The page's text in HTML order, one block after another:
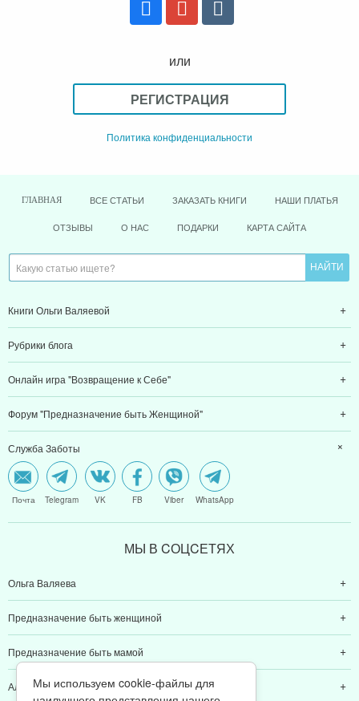
или
РЕГИСТРАЦИЯ
Политика конфиденциальности
ГЛАВНАЯ ВСЕ СТАТЬИ ЗАКАЗАТЬ КНИГИ НАШИ ПЛАТЬЯ
ОТЗЫВЫ О НАС ПОДАРКИ КАРТА САЙТА
Книги Ольги Валяевой
Рубрики блога
Онлайн игра "Возвращение к Себе"
Форум "Предназначение быть Женщиной"
Служба Заботы
Почта Telegram VK FB Viber WhatsApp
МЫ В CОЦCЕТЯХ
Ольга Валяева
Предназначение быть женщиной
Предназначение быть мамой
Алексей Валяев
Мы используем cookie-файлы для